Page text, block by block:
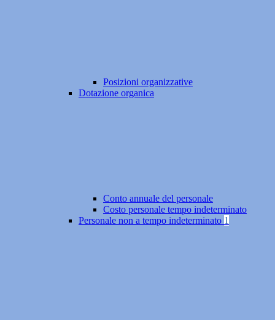
Posizioni organizzative
Dotazione organica
Conto annuale del personale
Costo personale tempo indeterminato
Personale non a tempo indeterminato 1